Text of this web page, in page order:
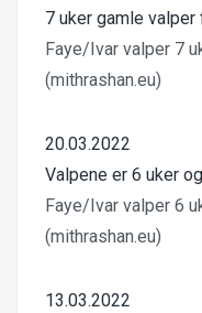
7 uker gamle valper
Faye/Ivar valper 7
(mithrashan.eu)
20.03.2022
Valpene er 6 uker
Faye/Ivar valper 6
(mithrashan.eu)
13.03.2022